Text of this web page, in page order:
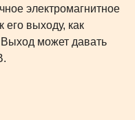
электромагнитное
его выходу, как
может давать